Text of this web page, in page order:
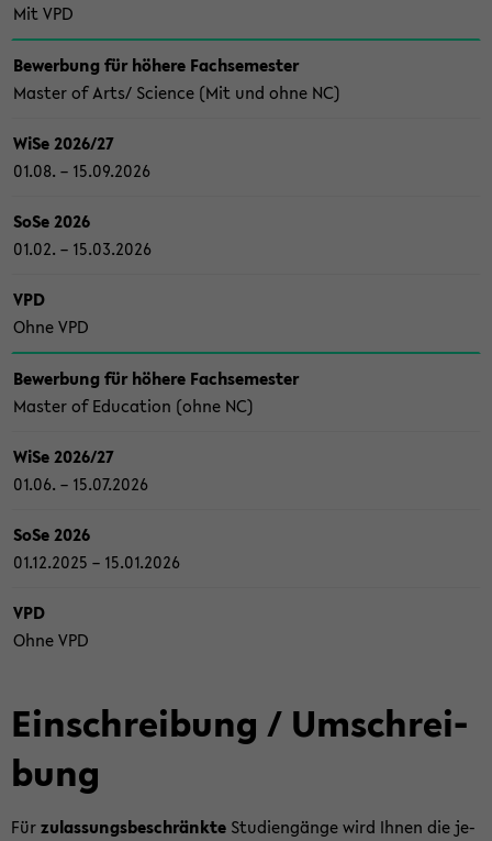
Mit VPD
Be­wer­bung für hö­he­re Fach­se­mes­ter
Mas­ter of Arts/ Sci­ence (Mit und ohne NC)
WiSe 2026/27
01.08. – 15.09.2026
SoSe 2026
01.02. – 15.03.2026
VPD
Ohne VPD
Be­wer­bung für hö­he­re Fach­se­mes­ter
Mas­ter of Edu­ca­ti­on (ohne NC)
WiSe 2026/27
01.06. – 15.07.2026
SoSe 2026
01.12.2025 – 15.01.2026
VPD
Ohne VPD
Ein­schrei­bung / Um­schrei­
bung
Fürzu­las­sungs­be­schränk­te Stu­di­en­gän­ge wird Ihnen die je­